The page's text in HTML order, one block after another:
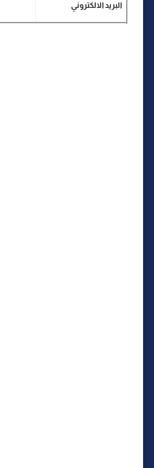
البريد الالكتروني